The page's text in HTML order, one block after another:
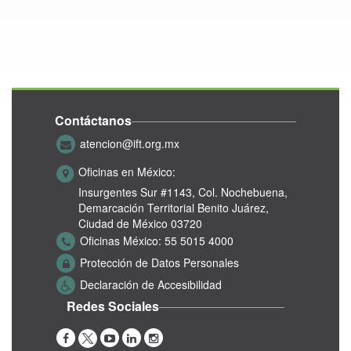
Contáctanos
atencion@ift.org.mx
Oficinas en México:
Insurgentes Sur #1143, Col. Nochebuena,
Demarcación Territorial Benito Juárez,
Ciudad de México 03720
Oficinas México: 55 5015 4000
Protección de Datos Personales
Declaración de Accesibilidad
Redes Sociales